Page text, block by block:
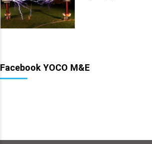
Facebook YOCO M&E